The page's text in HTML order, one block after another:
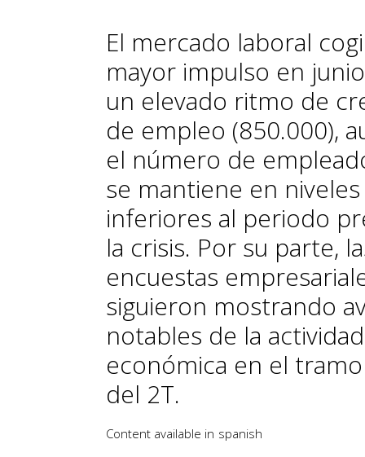
El mercado laboral
mayor impulso en
un elevado ritmo de
de empleo (850.000),
el número de
se mantiene en
inferiores al periodo
la crisis. Por su parte,
encuestas
siguieron mostrando
notables de la actividad
económica en el
del 2T.
Content available in spanish